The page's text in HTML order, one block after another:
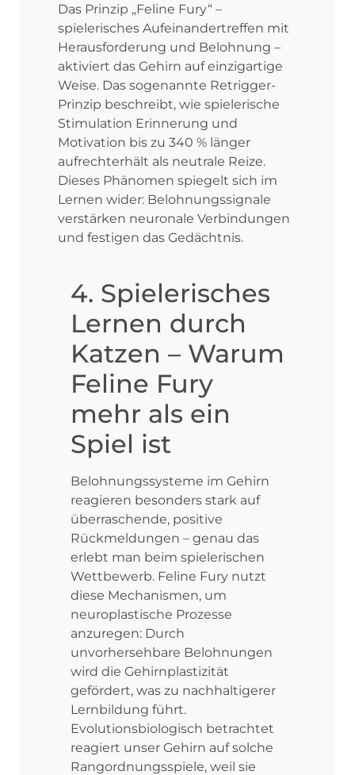
Das Prinzip „Feline Fury“ –
spielerisches Aufeinandertreffen mit
Herausforderung und Belohnung –
aktiviert das Gehirn auf einzigartige
Weise. Das sogenannte Retrigger-
Prinzip beschreibt, wie spielerische
Stimulation Erinnerung und
Motivation bis zu 340 % länger
aufrechterhält als neutrale Reize.
Dieses Phänomen spiegelt sich im
Lernen wider: Belohnungssignale
verstärken neuronale Verbindungen
und festigen das Gedächtnis.
4. Spielerisches
Lernen durch
Katzen – Warum
Feline Fury
mehr als ein
Spiel ist
Belohnungssysteme im Gehirn
reagieren besonders stark auf
überraschende, positive
Rückmeldungen – genau das
erlebt man beim spielerischen
Wettbewerb. Feline Fury nutzt
diese Mechanismen, um
neuroplastische Prozesse
anzuregen: Durch
unvorhersehbare Belohnungen
wird die Gehirnplastizität
gefördert, was zu nachhaltigerer
Lernbildung führt.
Evolutionsbiologisch betrachtet
reagiert unser Gehirn auf solche
Rangordnungsspiele, weil sie